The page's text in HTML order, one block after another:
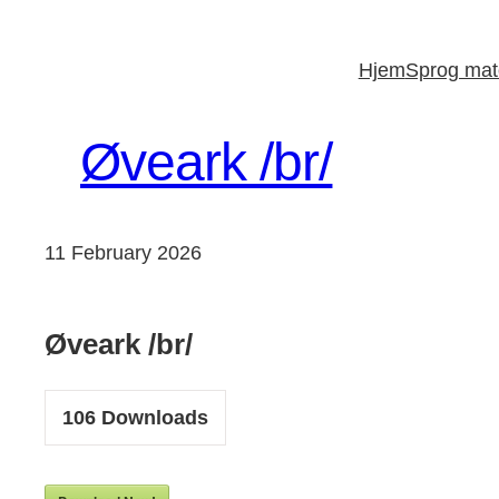
HjemSprog
Øveark /br/
11 February 2026
Øveark /br/
106 Downloads